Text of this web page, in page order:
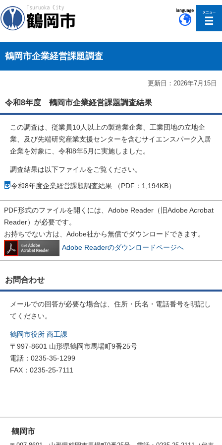
鶴岡市企業経営課題調査
更新日：2026年7月15日
令和8年度 鶴岡市企業経営課題調査結果
この調査は、従業員10人以上の製造業企業、工業団地の立地企
業、及び先端研究産業支援センターを含むサイエンスパーク入居
企業を対象に、令和8年5月に実施しました。
調査結果は以下ファイルをご覧ください。
令和8年度企業経営課題調査結果 （PDF：1,194KB）
PDF形式のファイルを開くには、Adobe Reader（旧Adobe Acrobat
Reader）が必要です。
お持ちでない方は、Adobe社から無償でダウンロードできます。
Adobe Readerのダウンロードページへ
お問合わせ
メールでの回答が必要な場合は、住所・氏名・電話番号を明記し
てください。
鶴岡市役所 商工課
〒997-8601 山形県鶴岡市馬場町9番25号
電話：0235-35-1299
FAX：0235-25-7111
鶴岡市